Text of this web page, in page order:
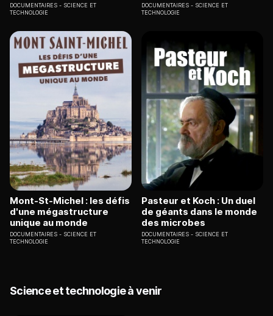
DOCUMENTAIRES
SCIENCE ET
TECHNOLOGIE
DOCUMENTAIRES
SCIENCE ET
TECHNOLOGIE
Mont-St-Michel : les défis
d'une mégastructure
unique au monde
DOCUMENTAIRES
SCIENCE ET
TECHNOLOGIE
Pasteur et Koch : Un duel
de géants dans le monde
des microbes
DOCUMENTAIRES
SCIENCE ET
TECHNOLOGIE
Science et technologie à venir